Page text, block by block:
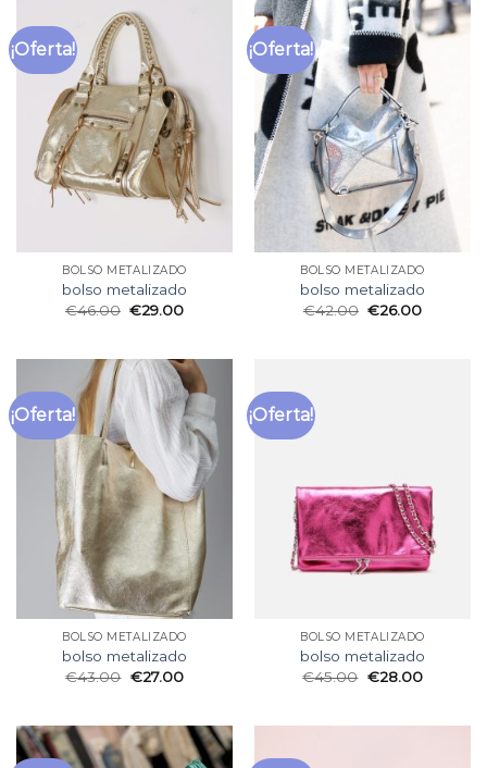
¡Oferta!
BOLSO METALIZADO
bolso metalizado
€46.00 €29.00
¡Oferta!
BOLSO METALIZADO
bolso metalizado
€42.00 €26.00
¡Oferta!
BOLSO METALIZADO
bolso metalizado
€43.00 €27.00
¡Oferta!
BOLSO METALIZADO
bolso metalizado
€45.00 €28.00